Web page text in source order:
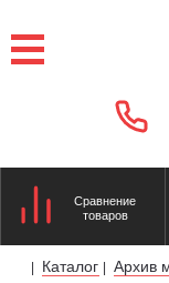
Сравнение
товаров
| Каталог | Архив